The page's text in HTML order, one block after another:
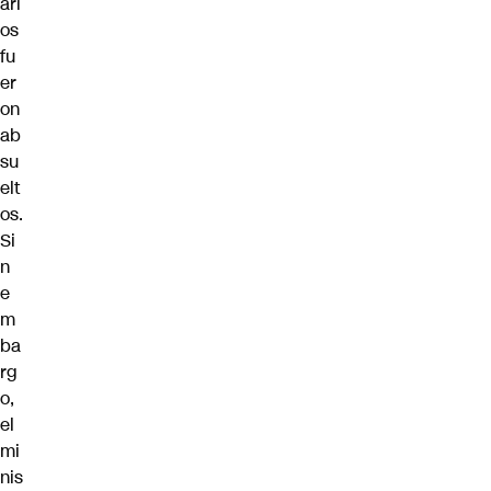
os
fu
er
on
ab
su
elt
os.
Si
n
e
m
ba
rg
o,
el
mi
nis